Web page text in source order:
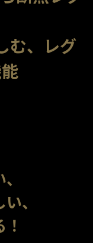
む、レグ
、